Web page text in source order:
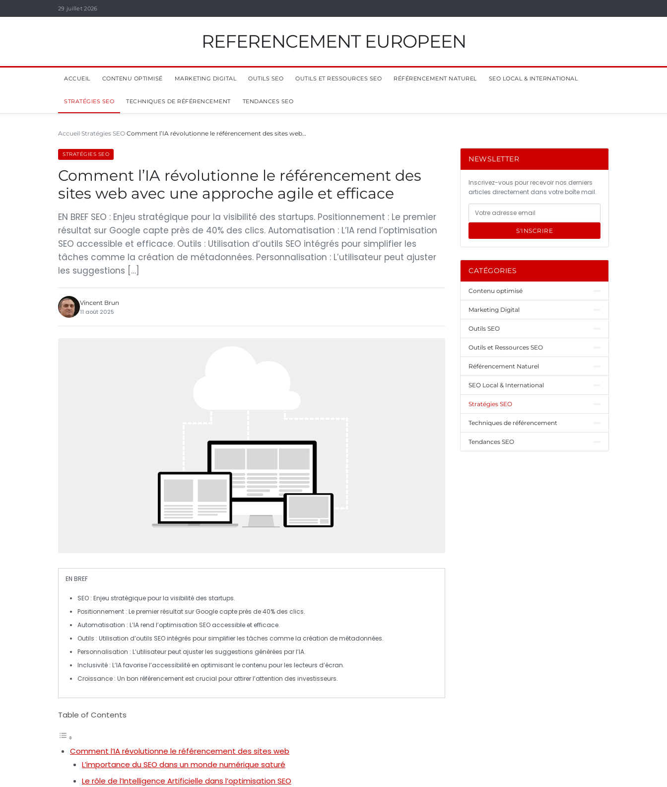
29 juillet 2026
REFERENCEMENT EUROPEEN
ACCUEIL CONTENU OPTIMISÉ MARKETING DIGITAL OUTILS SEO OUTILS ET RESSOURCES SEO RÉFÉRENCEMENT NATUREL SEO LOCAL & INTERNATIONAL
STRATÉGIES SEO TECHNIQUES DE RÉFÉRENCEMENT TENDANCES SEO
Accueil Stratégies SEO Comment l’IA révolutionne le référencement des sites web…
STRATÉGIES SEO
Comment l’IA révolutionne le référencement des
sites web avec une approche agile et efficace
EN BREF SEO : Enjeu stratégique pour la visibilité des startups. Positionnement : Le premier
résultat sur Google capte près de 40% des clics. Automatisation : L’IA rend l’optimisation
SEO accessible et efficace. Outils : Utilisation d’outils SEO intégrés pour simplifier les
tâches comme la création de métadonnées. Personnalisation : L’utilisateur peut ajuster
les suggestions […]
Vincent Brun
11 août 2025
EN BREF
SEO : Enjeu stratégique pour la visibilité des startups.
Positionnement : Le premier résultat sur Google capte près de 40% des clics.
Automatisation : L’IArend l’optimisation SEO accessible et efficace.
Outils : Utilisation d’outils SEO intégrés pour simplifier les tâches comme la création de métadonnées.
Personnalisation : L’utilisateur peut ajuster les suggestions générées par l’IA.
Inclusivité : L’IAfavorise l’accessibilité en optimisant le contenu pour les lecteurs d’écran.
Croissance : Un bon référencement est crucial pour attirer l’attention des investisseurs.
Table of Contents
Comment l’IA révolutionne le référencement des sites web
L’importance du SEO dans un monde numérique saturé
Le rôle de l’Intelligence Artificielle dans l’optimisation SEO
NEWSLETTER
Inscrivez-vous pour recevoir nos derniers
articles directement dans votre boîte mail.
S'INSCRIRE
CATÉGORIES
Contenu optimisé
Marketing Digital
Outils SEO
Outils et Ressources SEO
Référencement Naturel
SEO Local & International
Stratégies SEO
Techniques de référencement
Tendances SEO